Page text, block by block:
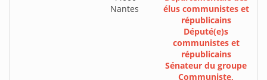
Nantes
élus communistes et
républicains
Député(e)s
communistes et
républicains
Sénateur du groupe
Communiste,